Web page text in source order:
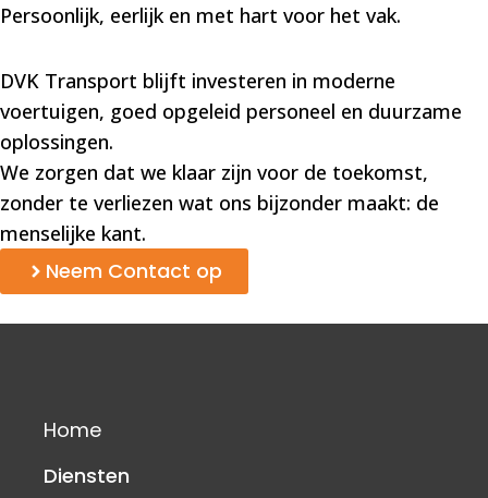
Persoonlijk, eerlijk en met hart voor het vak.
DVK Transport blijft investeren in moderne
voertuigen, goed opgeleid personeel en duurzame
oplossingen.
We zorgen dat we klaar zijn voor de toekomst,
zonder te verliezen wat ons bijzonder maakt: de
menselijke kant.
Neem Contact op
Home
Diensten